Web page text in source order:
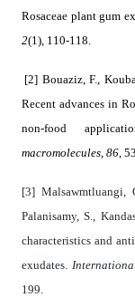
Rosaceae plant gum
2(1), 110-118.
[2] Bouaziz, F.,
Recent advances in
non-food
macromolecules, 86,
[3] Malsawmtluangi,
Palanisamy, S.,
characteristics and
exudates.
199.